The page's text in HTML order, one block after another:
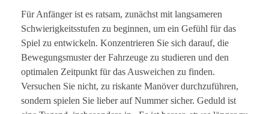
Für Anfänger ist es ratsam, zunächst mit langsameren
Schwierigkeitsstufen zu beginnen, um ein Gefühl für das
Spiel zu entwickeln. Konzentrieren Sie sich darauf, die
Bewegungsmuster der Fahrzeuge zu studieren und den
optimalen Zeitpunkt für das Ausweichen zu finden.
Versuchen Sie nicht, zu riskante Manöver durchzuführen,
sondern spielen Sie lieber auf Nummer sicher. Geduld ist